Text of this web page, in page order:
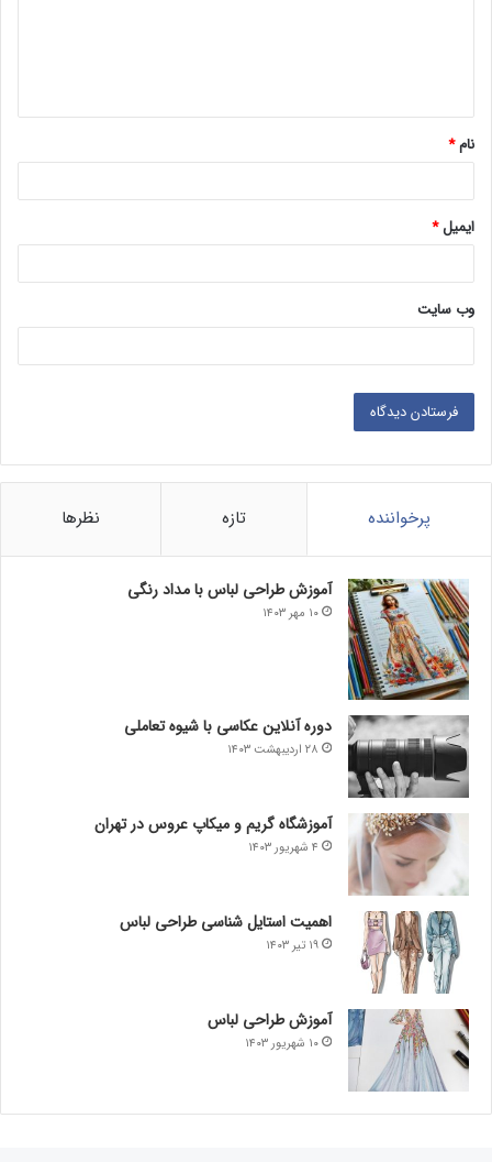
*
نام*
ایمیل*
وب‌ سایت
پرخواننده تازه نظرها
آموزش طراحی لباس با مداد رنگی
۱۰ مهر ۱۴۰۳
دوره آنلاین عکاسی با شیوه تعاملی
۲۸ اردیبهشت ۱۴۰۳
آموزشگاه گریم و میکاپ عروس در تهران
۴ شهریور ۱۴۰۳
اهمیت استایل شناسی طراحی لباس
۱۹ تیر ۱۴۰۳
آموزش طراحی لباس
۱۰ شهریور ۱۴۰۳